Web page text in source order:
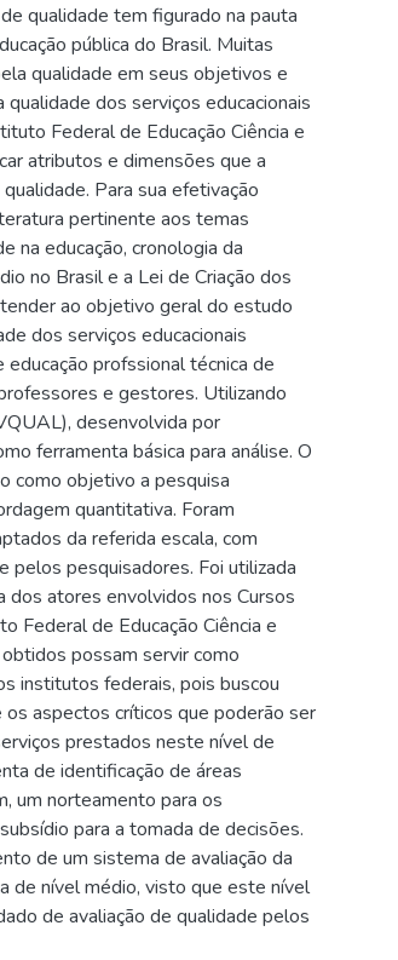
qualidade tem figurado na pauta
pública do Brasil. Muitas
qualidade em seus objetivos e
dos serviços educacionais
Federal de Educação Ciência e
atributos e dimensões que a
Para sua efetivação
pertinente aos temas
na educação, cronologia da
no Brasil e a Lei de Criação dos
ao objetivo geral do estudo
dos serviços educacionais
profssional técnica de
e gestores. Utilizando
desenvolvida por
ferramenta básica para análise. O
como objetivo a pesquisa
quantitativa. Foram
da referida escala, com
pelos pesquisadores. Foi utilizada
atores envolvidos nos Cursos
Federal de Educação Ciência e
possam servir como
institutos federais, pois buscou
aspectos críticos que poderão ser
prestados neste nível de
de identificação de áreas
um norteamento para os
para a tomada de decisões.
de um sistema de avaliação da
de nível médio, visto que este nível
de avaliação de qualidade pelos